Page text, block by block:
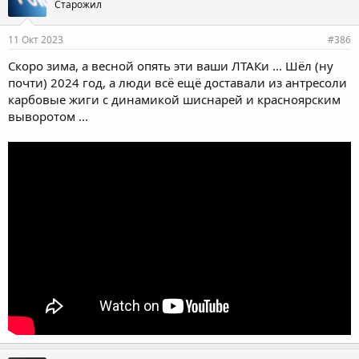
Старожил
11 Окт 2023 #386
Скоро зима, а весной опять эти ваши ЛТАКи ... Шёл (ну
почти) 2024 год, а люди всё ещё доставали из антресоли
карбовые жиги с динамикой шиснарей и красноярским
выворотом ...